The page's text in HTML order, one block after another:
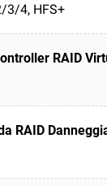
3/4, HFS+